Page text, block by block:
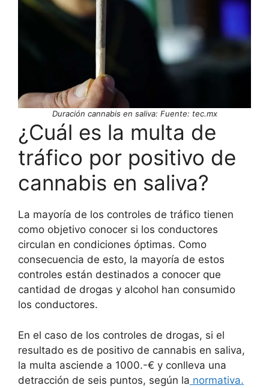
Duración cannabis en saliva: Fuente: tec.mx
¿Cuál es la multa de
tráfico por positivo de
cannabis en saliva?
La mayoría de los controles de tráfico tienen
como objetivo conocer si los conductores
circulan en condiciones óptimas. Como
consecuencia de esto, la mayoría de estos
controles están destinados a conocer que
cantidad de drogas y alcohol han consumido
los conductores.
En el caso de los controles de drogas, si el
resultado es de positivo de cannabis en saliva,
la multa asciende a 1000.-€ y conlleva una
detracción de seis puntos, según la normativa.